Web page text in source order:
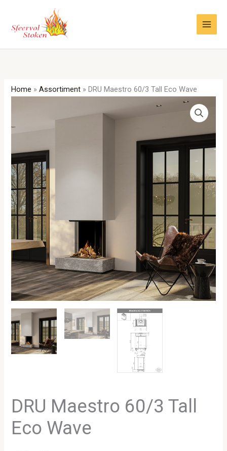
inhoud
Home »Assortiment » DRU Maestro 60/3 Tall Eco Wave
DRU Maestro 60/3 Tall
Eco Wave